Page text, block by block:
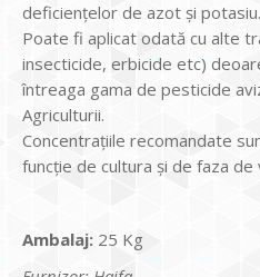
deficienţelor de azot şi potasiu.
Poate fi aplicat odată cu alte
insecticide, erbicide etc)
întreaga gama de pesticide
Agriculturii.
Concentraţiile recomandate
funcţie de cultura şi de faza de
Ambalaj: 25 Kg